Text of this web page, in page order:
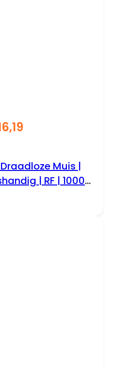
Muis |
| RF | 1000